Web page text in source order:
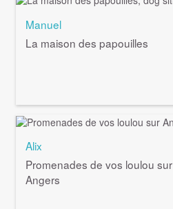
Manuel
La maison des papouilles
Alix
Promenades de vos loulou sur
Angers